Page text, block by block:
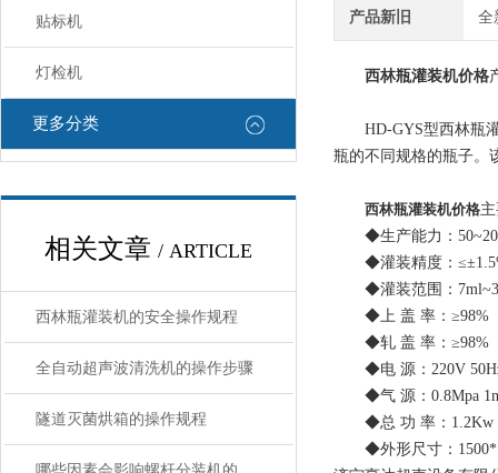
贴标机
灯检机
更多分类
相关文章 / ARTICLE
西林瓶灌装机的安全操作规程
全自动超声波清洗机的操作步骤
隧道灭菌烘箱的操作规程
产品新旧 全
西林瓶灌装机价格
HD-GYS型西林瓶灌
瓶的不同规格的瓶子。
西林瓶灌装机价格
◆生产能力：
◆灌装精度：
◆灌装范围：
◆上 盖 率：≥98%
◆轧 盖 率：≥98%
◆电 源：220V
◆气 源：0.8Mpa
◆总 功 率：1.2Kw
◆外形尺寸：